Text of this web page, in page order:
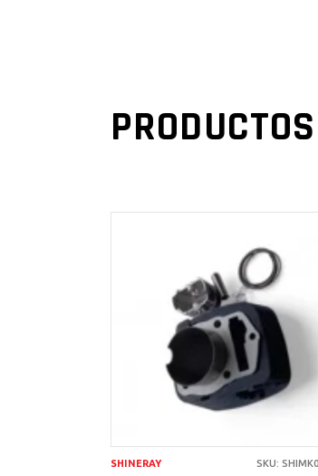
AÑADIR AL
CARRITO
SHINERAY SKU: